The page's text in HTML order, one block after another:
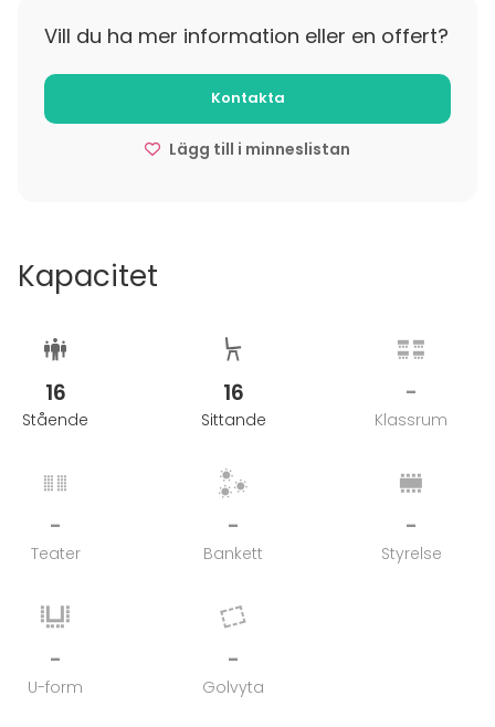
Vill du ha mer information eller en offert?
Kontakta
Lägg till i minneslistan
Kapacitet
16
Stående
16
Sittande
-
Klassrum
-
Teater
-
Bankett
-
Styrelse
-
U-form
-
Golvyta